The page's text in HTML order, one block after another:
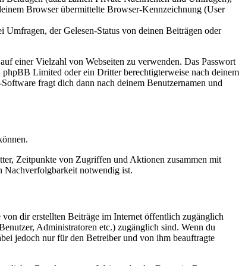
Browser übermittelte Browser-Kennzeichnung (User
der Gelesen-Status von deinen Beiträgen oder
einer Vielzahl von Webseiten zu verwenden. Das Passwort
Limited oder ein Dritter berechtigterweise nach deinem
fragt dich dann nach deinem Benutzernamen und
Zeitpunkte von Zugriffen und Aktionen zusammen mit
Nachverfolgbarkeit notwendig ist.
dir erstellten Beiträge im Internet öffentlich zugänglich
Administratoren etc.) zugänglich sind. Wenn du
jedoch nur für den Betreiber und von ihm beauftragte